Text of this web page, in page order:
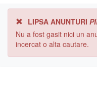
LIPSA ANUNTURI
Nu a fost gasit nici un
incercat o alta cautare.